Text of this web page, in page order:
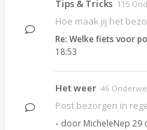
Tips & Tricks 115
Hoe maak jij het
Re: Welke fiets voor
18:53
Het weer 46
Post bezorgen in
- door MicheleNep 29